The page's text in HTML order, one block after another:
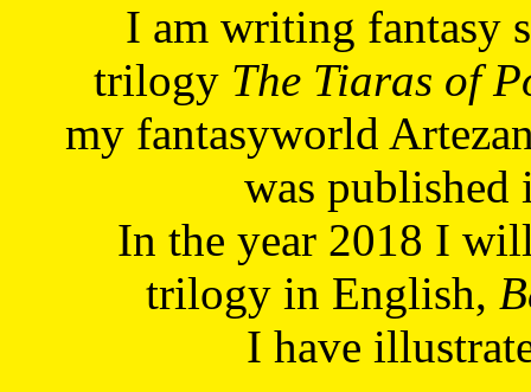
I am writing fantasy
trilogy The Tiaras of
my fantasyworld
was published
In the year 2018 I
trilogy in English,
I have